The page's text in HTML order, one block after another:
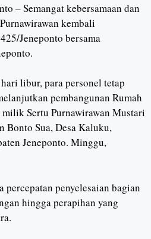
– Semangat kebersamaan dan
kembali
Jeneponto bersama
libur, para personel tetap
pembangunan Rumah
Sertu Purnawirawan Mustari
Bonto Sua, Desa Kaluku,
Jeneponto. Minggu,
percepatan penyelesaian bagian
hingga perapihan yang